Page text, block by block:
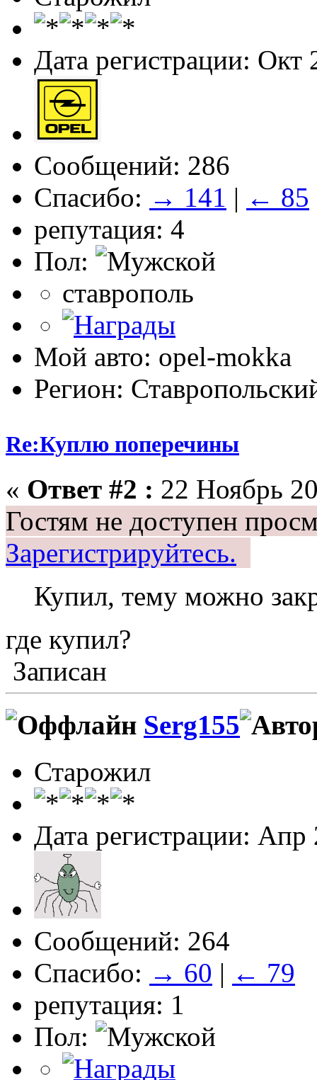
Дата регистрации: Окт
Сообщений: 286
Спасибо: → 141 | ← 85
репутация: 4
Пол:
ставрополь
Мой авто: opel-mokka
Регион:
Re:Куплю поперечины
« Ответ #2 : 22 Ноябрь
Гостям не доступен
Зарегистрируйтесь.
Купил, тему можно
где купил?
Записан
Serg155
Старожил
Дата регистрации: Апр
Сообщений: 264
Спасибо: → 60 | ← 79
репутация: 1
Пол: